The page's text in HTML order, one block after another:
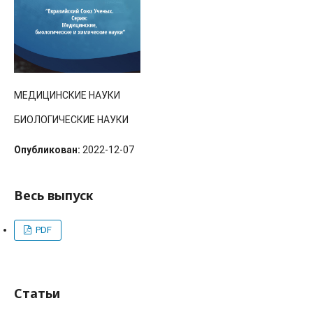
МЕДИЦИНСКИЕ НАУКИ
БИОЛОГИЧЕСКИЕ НАУКИ
Опубликован: 2022-12-07
Весь выпуск
PDF
Статьи